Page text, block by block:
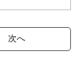
次へ